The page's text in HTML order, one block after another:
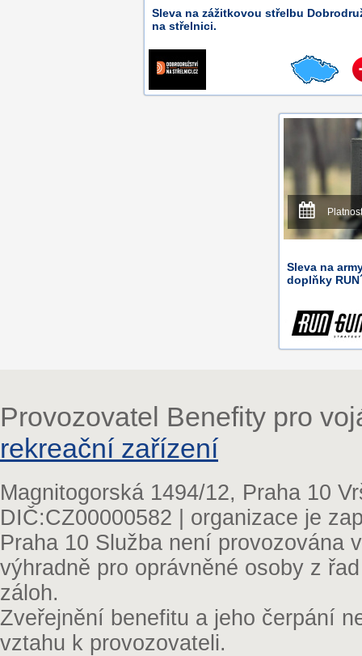
Sleva na zážitkovou střelbu
na střelnici.
Sleva na
doplňky
Provozovatel Benefity pro
rekreační zařízení
Magnitogorská 1494/12, Praha 10
DIČ:CZ00000582 | organizace je
Praha 10 Služba není provozována
výhradně pro oprávněné osoby z
záloh.
Zveřejnění benefitu a jeho čerpání
vztahu k provozovateli.